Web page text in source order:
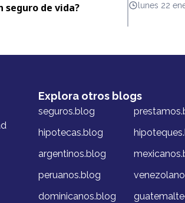
seguro de vida? lunes 22
Explora otros blogs
seguros.blog
hipotecas.blog
argentinos.blog
peruanos.blog
dominicanos.blog